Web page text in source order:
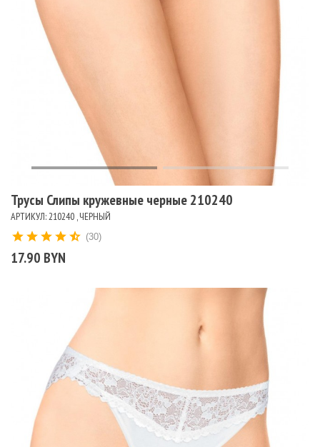
Трусы Слипы кружевные черные 210240
АРТИКУЛ: 210240 , ЧЕРНЫЙ
17.90 BYN
(30)